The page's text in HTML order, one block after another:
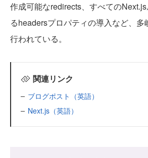
作成可能なredirects、すべての
るheadersプロパティの導入など、
行われている。
関連リンク
ブログポスト（英語）
Next.js（英語）